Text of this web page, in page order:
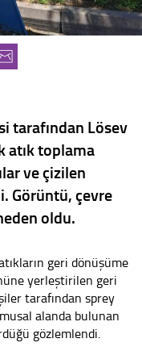
tarafından Lösev
atık toplama
ve çizilen
Görüntü, çevre
oldu.
geri dönüşüme
yerleştirilen geri
tarafından sprey
alanda bulunan
gözlemlendi.